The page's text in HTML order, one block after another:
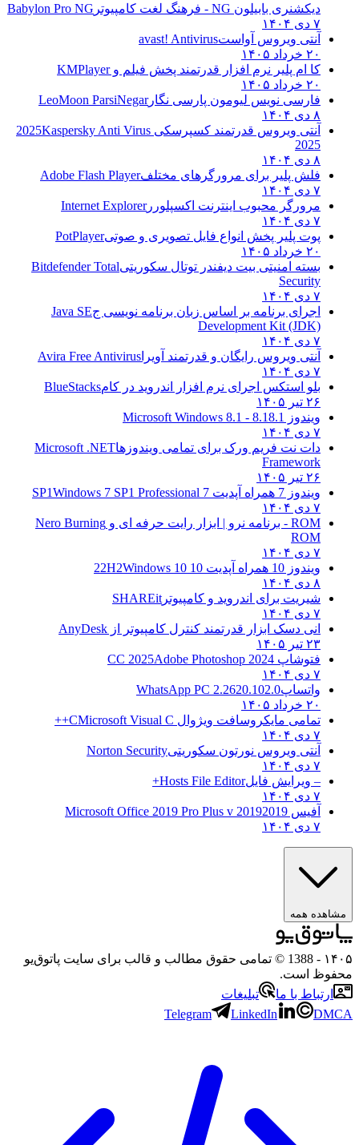
دیکشنری بابیلون NG - فرهنگ لغت کامپیوتر
Babylon Pro NG
۷ دی ۱۴۰۴
آنتی ویروس آواستavast! Antivirus
۲۰ خرداد ۱۴۰۵
کا ام پلیر نرم افزار قدرتمند پخش فیلم وKMPlayer
۲۰ خرداد ۱۴۰۵
فارسی نویس لیومون پارسی نگارLeoMoon ParsiNegar
۸ دی ۱۴۰۴
آنتی ویروس قدرتمند کسپرسکی 2025 Kaspersky Anti Virus
2025
۸ دی ۱۴۰۴
فلش پلیر برای مرورگرهای مختلفAdobe Flash Player
۷ دی ۱۴۰۴
مرورگر محبوب اینترنت اکسپلوررInternet Explorer
۷ دی ۱۴۰۴
پوت پلیر پخش انواع فایل تصویری و صوتیPotPlayer
۲۰ خرداد ۱۴۰۵
بسته امنیتی بیت دیفندر توتال سکوریتیBitdefender Total
Security
۷ دی ۱۴۰۴
اجرای برنامه بر اساس زبان برنامه نویسی جJava SE
Development Kit (JDK)
۷ دی ۱۴۰۴
آنتی ویروس رایگان و قدرتمند آویرا Avira Free Antivirus
۷ دی ۱۴۰۴
بلو استکس اجرای نرم افزار اندروید در کامBlueStacks
۲۶ تیر ۱۴۰۵
ویندوز 8.1
8.1 - Microsoft Windows 8.1
۷ دی ۱۴۰۴
دات نت فریم ورک برای تمامی ویندوزهاMicrosoft .NET
Framework
۲۶ تیر ۱۴۰۵
ویندوز 7 همراه آپدیت 7 SP1
Windows 7 SP1 Professional
۷ دی ۱۴۰۴
ROM - برنامه نرو | ابزار رایت حرفه ای و
Nero Burning
ROM
۷ دی ۱۴۰۴
ویندوز 10 همراه آپدیت 10 22H2
Windows 10
۸ دی ۱۴۰۴
شیریت برای اندروید و کامپیوتر SHAREit
۷ دی ۱۴۰۴
انی دسک ابزار قدرتمند کنترل کامپیوتر از AnyDesk
۲۳ تیر ۱۴۰۵
فتوشاپ CC 2025 Adobe Photoshop 2024
۷ دی ۱۴۰۴
واتساپWhatsApp PC 2.2620.102.0
۲۰ خرداد ۱۴۰۵
تمامی مایکروسافت ویژوال C Microsoft Visual C++
۷ دی ۱۴۰۴
آنتی ویروس نورتون سکوریتیNorton Security
۷ دی ۱۴۰۴
– ویرایش فایلHosts File Editor+
۷ دی ۱۴۰۴
آفیس 2019 2019 Microsoft Office 2019 Pro Plus v
۷ دی ۱۴۰۴
مشاهده همه
۱۴۰۵
- 1388 © تمامی حقوق مطالب و قالب برای سایت پاتوق‌یو
محفوظ است.
ارتباط با ما
تبلیغات
Telegram
LinkedIn DMCA